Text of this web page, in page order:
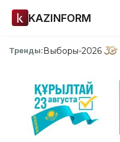
KAZINFORM
Тренды:Выборы-2026